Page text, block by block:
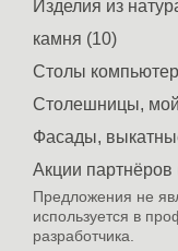
Изделия из
камня (10)
Столы
Столешницы,
Фасады,
Акции партнёров
Предложения не
используется в
разработчика.